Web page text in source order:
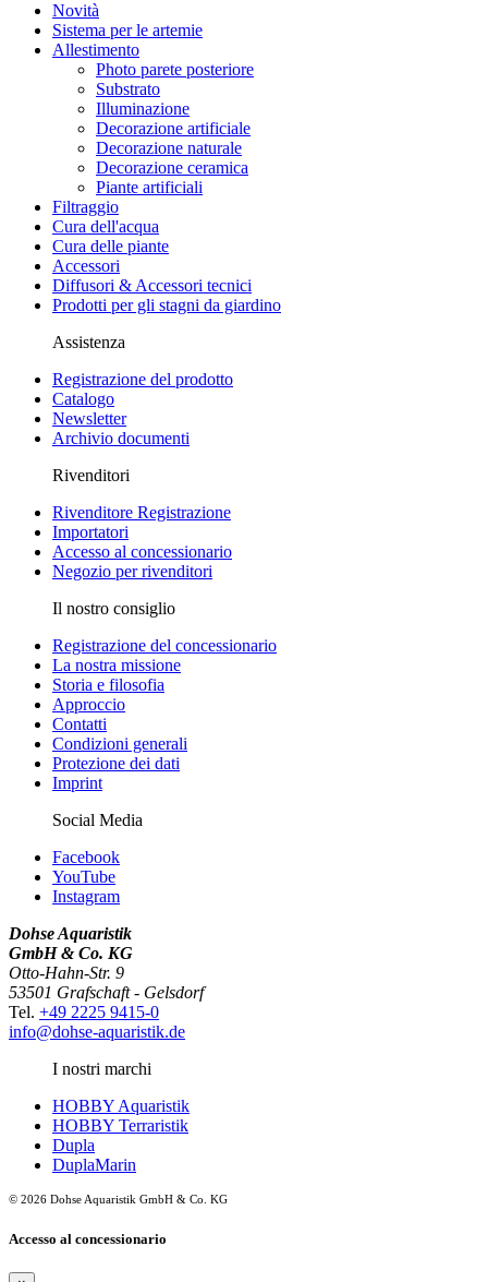
Novità
Sistema per le artemie
Allestimento
Photo parete posteriore
Substrato
Illuminazione
Decorazione artificiale
Decorazione naturale
Decorazione ceramica
Piante artificiali
Filtraggio
Cura dell'acqua
Cura delle piante
Accessori
Diffusori & Accessori tecnici
Prodotti per gli stagni da giardino
Assistenza
Registrazione del prodotto
Catalogo
Newsletter
Archivio documenti
Rivenditori
Rivenditore Registrazione
Importatori
Accesso al concessionario
Negozio per rivenditori
Il nostro consiglio
Registrazione del concessionario
La nostra missione
Storia e filosofia
Approccio
Contatti
Condizioni generali
Protezione dei dati
Imprint
Social Media
Facebook
YouTube
Instagram
Dohse Aquaristik
GmbH & Co. KG
Otto-Hahn-Str. 9
53501 Grafschaft - Gelsdorf
Tel. +49 2225 9415-0
info@dohse-aquaristik.de
I nostri marchi
HOBBY Aquaristik
HOBBY Terraristik
Dupla
DuplaMarin
© 2026 Dohse Aquaristik GmbH & Co. KG
Accesso al concessionario